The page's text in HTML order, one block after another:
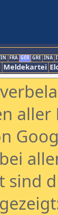
FRA GER GRE INA
Meldekartei
aller
sind